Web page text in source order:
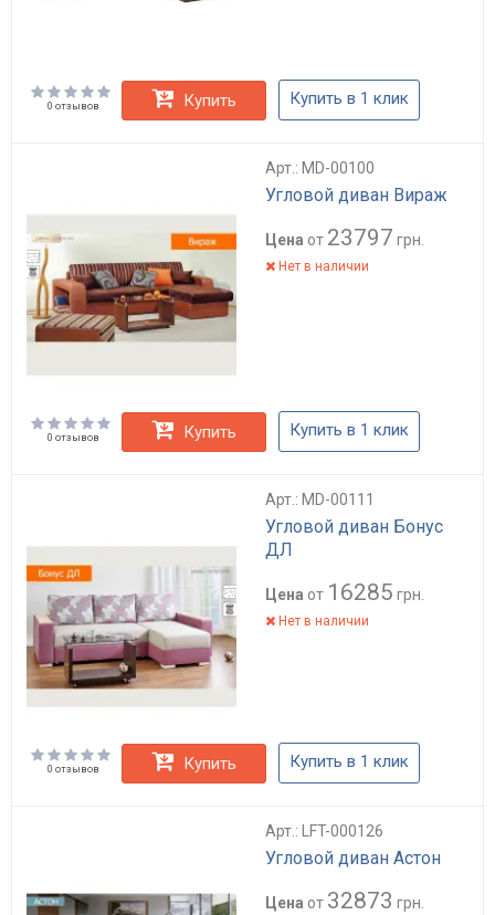
0 отзывов Купить Купить в 1 клик
Арт.: MD-00100
Угловой диван Вираж
Цена от 23797 грн.
Нет в наличии
0 отзывов Купить Купить в 1 клик
Арт.: MD-00111
Угловой диван Бонус
ДЛ
Цена от 16285 грн.
Нет в наличии
0 отзывов Купить Купить в 1 клик
Арт.: LFT-000126
Угловой диван Астон
Цена от 32873 грн.